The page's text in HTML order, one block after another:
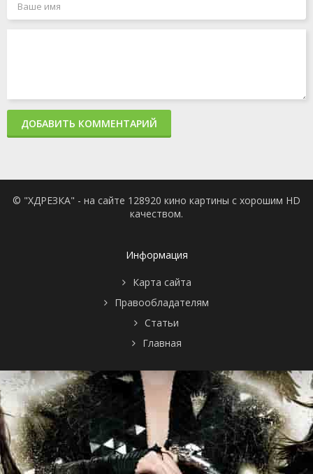
ДОБАВИТЬ КОММЕНТАРИЙ
© "ХДРЕЗКА" - на сайте 128920 кино картины с хорошим HD
качеством.
Информация
Карта сайта
Правообладателям
Статьи
Главная